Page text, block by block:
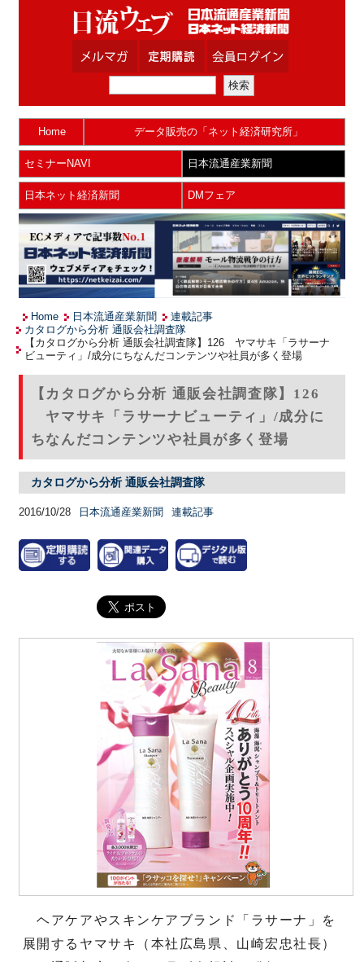
Home データ販売の「ネット経済研究所」
セミナーNAVI 日本流通産業新聞
日本ネット経済新聞 DMフェア
Home 日本流通産業新聞
連載記事
カタログから分析 通販会社調査隊
【カタログから分析 通販会社調査隊】126 ヤマサキ「ラサーナ
ビューティ」/成分にちなんだコンテンツや社員が多く登場
【カタログから分析 通販会社調査隊】126
ヤマサキ「ラサーナビューティ」/成分に
ちなんだコンテンツや社員が多く登場
カタログから分析 通販会社調査隊
2016/10/28 日本流通産業新聞 連載記事
ヘアケアやスキンケアブランド「ラサーナ」を
展開するヤマサキ（本社広島県、山崎宏忠社長）